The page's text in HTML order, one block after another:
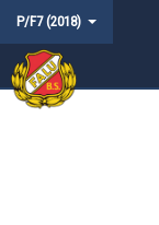
P/F7 (2018)
HEM